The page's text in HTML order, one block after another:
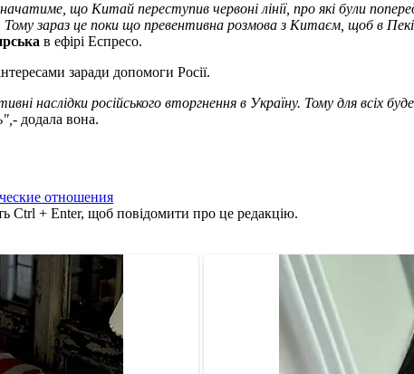
що Китай переступив червоні лінії, про які були
зараз це поки що превентивна розмова з Китаєм, щоб в
в ефірі Еспресо.
заради допомоги Росії.
наслідки російського вторгнення в Україну. Тому для всіх
- додала вона.
отношения
Ctrl + Enter, щоб повідомити про це редакцію.